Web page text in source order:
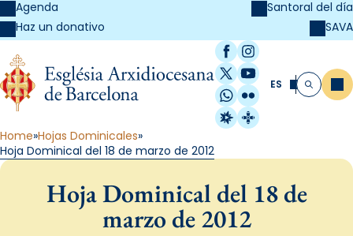
Agenda
Haz un donativo
Santoral del día
SAVA
Facebook
Instagram
X / Twitter
YouTube
WhatsApp
Flickr
Radio Estel
Catalunya
ES Buscar
Home Hojas Dominicales
Hoja Dominical del 18 de marzo de 2012
Hoja Dominical del 18 de
marzo de 2012